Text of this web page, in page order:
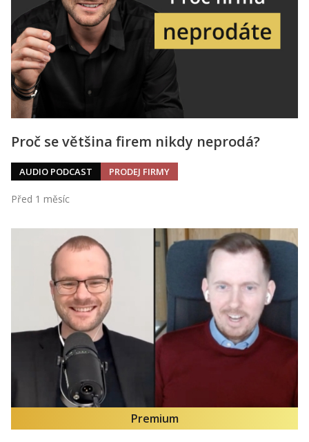
Proč se většina firem nikdy neprodá?
AUDIO PODCAST PRODEJ FIRMY
Před 1 měsíc
Premium